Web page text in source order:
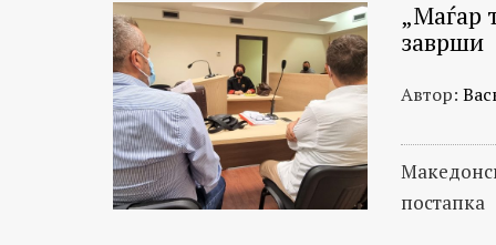
„Маѓар
заврши
Автор:
постапка